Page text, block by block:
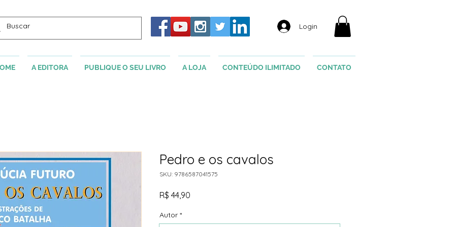
Login
A EDITORA PUBLIQUE O SEU LIVRO A LOJA CONTEÚDO ILIMITADO CONTATO
Pedro e os cavalos
SKU: 9786587041575
R$ 44,90
Autor *